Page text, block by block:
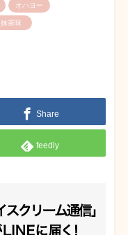
オハヨー
抹茶味
Share
feedly